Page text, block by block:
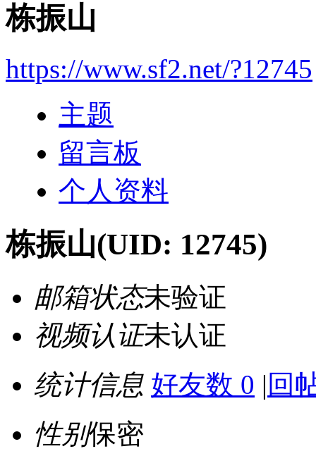
栋振山
https://www.sf2.net/?12745
主题
留言板
个人资料
栋振山(UID: 12745)
邮箱状态未验证
视频认证未认证
统计信息 好友数 0 | 回
性别保密